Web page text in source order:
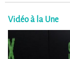
Vidéo à la Une